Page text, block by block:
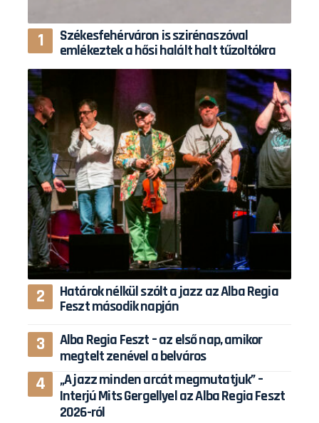
Székesfehérváron is szirénaszóval
emlékeztek a hősi halált halt tűzoltókra
Határok nélkül szólt a jazz az Alba Regia
Feszt második napján
Alba Regia Feszt – az első nap, amikor
megtelt zenével a belváros
„A jazz minden arcát megmutatjuk” –
Interjú Mits Gergellyel az Alba Regia Feszt
2026-ról